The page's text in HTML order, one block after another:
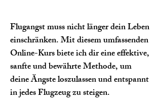
Flugangst muss nicht länger dein Leben
einschränken. Mit diesem umfassenden
Online-Kurs biete ich dir eine effektive,
sanfte und bewährte Methode, um
deine Ängste loszulassen und entspannt
in jedes Flugzeug zu steigen.